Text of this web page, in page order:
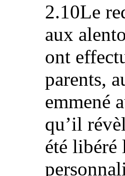
2.10Le
aux
ont
parents,
emmené
qu’il
été libéré